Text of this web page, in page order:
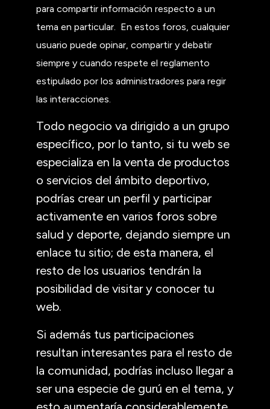
para compartir información respecto a un
tema en particular. En estos foros, cualquier
usuario puede opinar, compartir y debatir
siempre y cuando respete el reglamento
estipulado por los administradores para regir
las interacciones.
Todo negocio va dirigido a un grupo
específico, por lo tanto, si tu web se
especializa en la venta de productos
o servicios del ámbito deportivo,
podrías crear un perfil y participar
activamente en varios foros sobre
salud y deporte, dejando siempre un
enlace tu sitio; de esta manera, el
resto de los usuarios tendrán la
posibilidad de visitar y conocer tu
web.
Si además tus participaciones
resultan interesantes para el resto de
la comunidad, podrías incluso llegar a
ser una especie de gurú en el tema, y